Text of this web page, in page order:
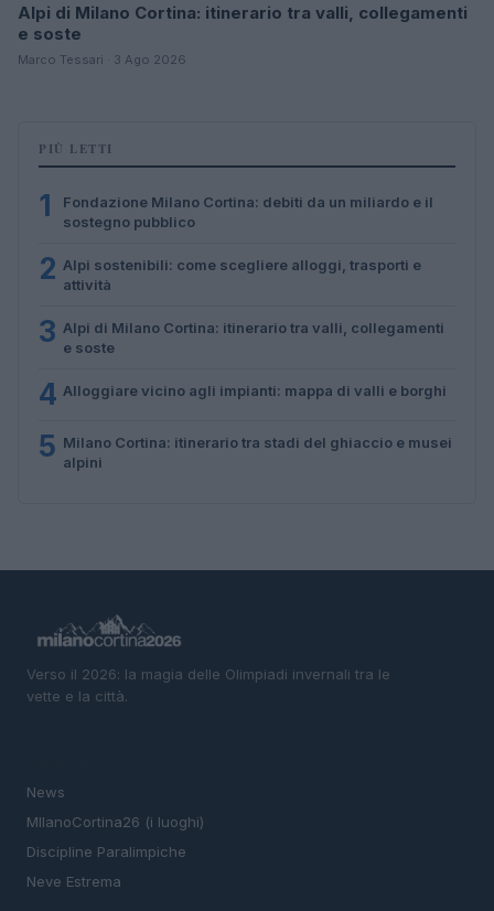
Alpi di Milano Cortina: itinerario tra valli, collegamenti
e soste
Marco Tessari · 3 Ago 2026
PIÙ LETTI
1
Fondazione Milano Cortina: debiti da un miliardo e il
sostegno pubblico
2 Alpi sostenibili: come scegliere alloggi, trasporti e
attività
3 Alpi di Milano Cortina: itinerario tra valli, collegamenti
e soste
4 Alloggiare vicino agli impianti: mappa di valli e borghi
5 Milano Cortina: itinerario tra stadi del ghiaccio e musei
alpini
Verso il 2026: la magia delle Olimpiadi invernali tra le
vette e la città.
News
MIlanoCortina26 (i luoghi)
Discipline Paralimpiche
Neve Estrema